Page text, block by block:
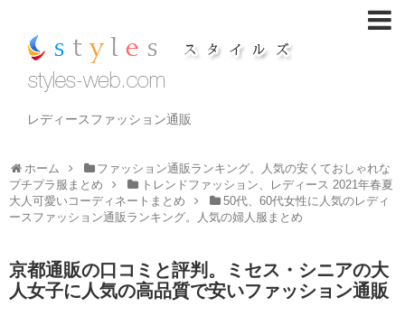
レディースファッション通販
ホーム
ファッション通販ランキング。人気の安くておしゃれな
プチプラ服まとめ
トレンドファッション、レディース 2021年春夏
大人可愛いコーディネートまとめ
50代、60代女性に人気のレディ
ースファッション通販ランキング。人気の婦人服まとめ
京都通販の口コミと評判。ミセス・シニアの大
人女子に人気の高品質で安いファッション通販